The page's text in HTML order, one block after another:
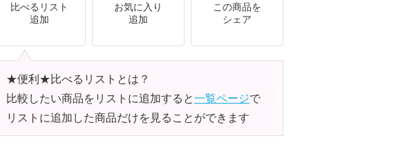
比べるリスト
追加
お気に入り
追加
この商品を
シェア
★便利★比べるリストとは？
比較したい商品をリストに追加すると一覧ページで
リストに追加した商品だけを見ることができます